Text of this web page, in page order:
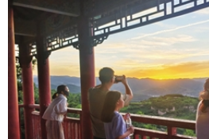
理财
看天下 晋月读
太原日报 太原晚报